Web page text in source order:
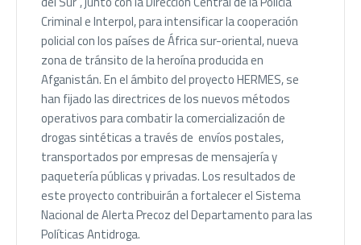
Criminal e Interpol, para intensificar la cooperación
policial con los países de África sur-oriental, nueva
zona de tránsito de la heroína producida en
Afganistán. En el ámbito del proyecto HERMES, se
han fijado las directrices de los nuevos métodos
operativos para combatir la comercialización de
drogas sintéticas a través de envíos postales,
transportados por empresas de mensajería y
paquetería públicas y privadas. Los resultados de
este proyecto contribuirán a fortalecer el Sistema
Nacional de Alerta Precoz del Departamento para las
Políticas Antidroga.